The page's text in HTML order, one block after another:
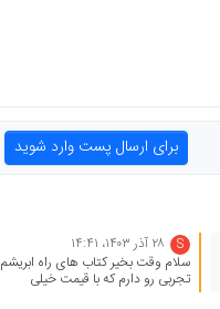
برای ارسال پست وارد شوید
S
۲۸ آذر ۱۴۰۳،‏ ۱۴:۴۱
سلام وقت بخیر کتاب های راه ابریشم
تجربی رو دارم که با قیمت خیلی